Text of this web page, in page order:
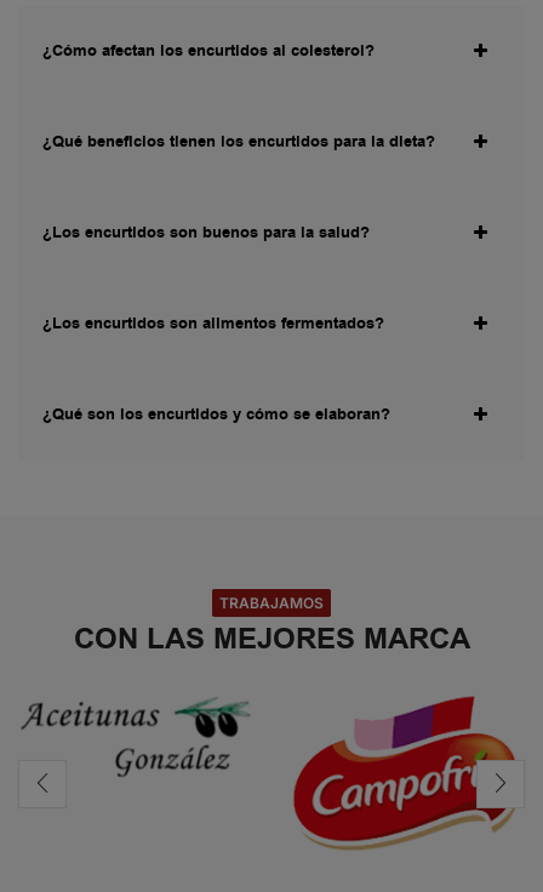
¿Cómo afectan los encurtidos al colesterol?
¿Qué beneficios tienen los encurtidos para la dieta?
¿Los encurtidos son buenos para la salud?
¿Los encurtidos son alimentos fermentados?
¿Qué son los encurtidos y cómo se elaboran?
TRABAJAMOS
CON LAS MEJORES MARCA